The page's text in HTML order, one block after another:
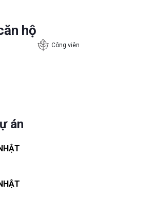
hộ
Công viên
án